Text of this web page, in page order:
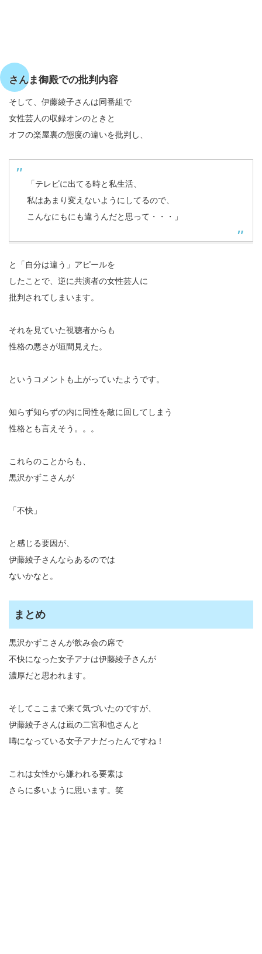
さんま御殿での批判内容
そして、伊藤綾子さんは同番組で
女性芸人の収録オンのときと
オフの楽屋裏の態度の違いを批判し、
「テレビに出てる時と私生活、
私はあまり変えないようにしてるので、
こんなにもにも違うんだと思って・・・」
と「自分は違う」アピールを
したことで、逆に共演者の女性芸人に
批判されてしまいます。
それを見ていた視聴者からも
性格の悪さが垣間見えた。
というコメントも上がっていたようです。
知らず知らずの内に同性を敵に回してしまう
性格とも言えそう。。。
これらのことからも、
黒沢かずこさんが
「不快」
と感じる要因が、
伊藤綾子さんならあるのでは
ないかなと。
まとめ
黒沢かずこさんが飲み会の席で
不快になった女子アナは伊藤綾子さんが
濃厚だと思われます。
そしてここまで来て気づいたのですが、
伊藤綾子さんは嵐の二宮和也さんと
噂になっている女子アナだったんですね！
これは女性から嫌われる要素は
さらに多いように思います。笑